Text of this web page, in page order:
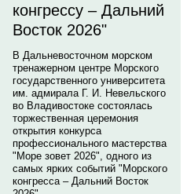
конгрессу – Дальний
Восток 2026"
В Дальневосточном морском
тренажерном центре Морского
государственного университета
им. адмирала Г. И. Невельского
во Владивостоке состоялась
торжественная церемония
открытия конкурса
профессионального мастерства
"Море зовет 2026", одного из
самых ярких событий "Морского
конгресса – Дальний Восток